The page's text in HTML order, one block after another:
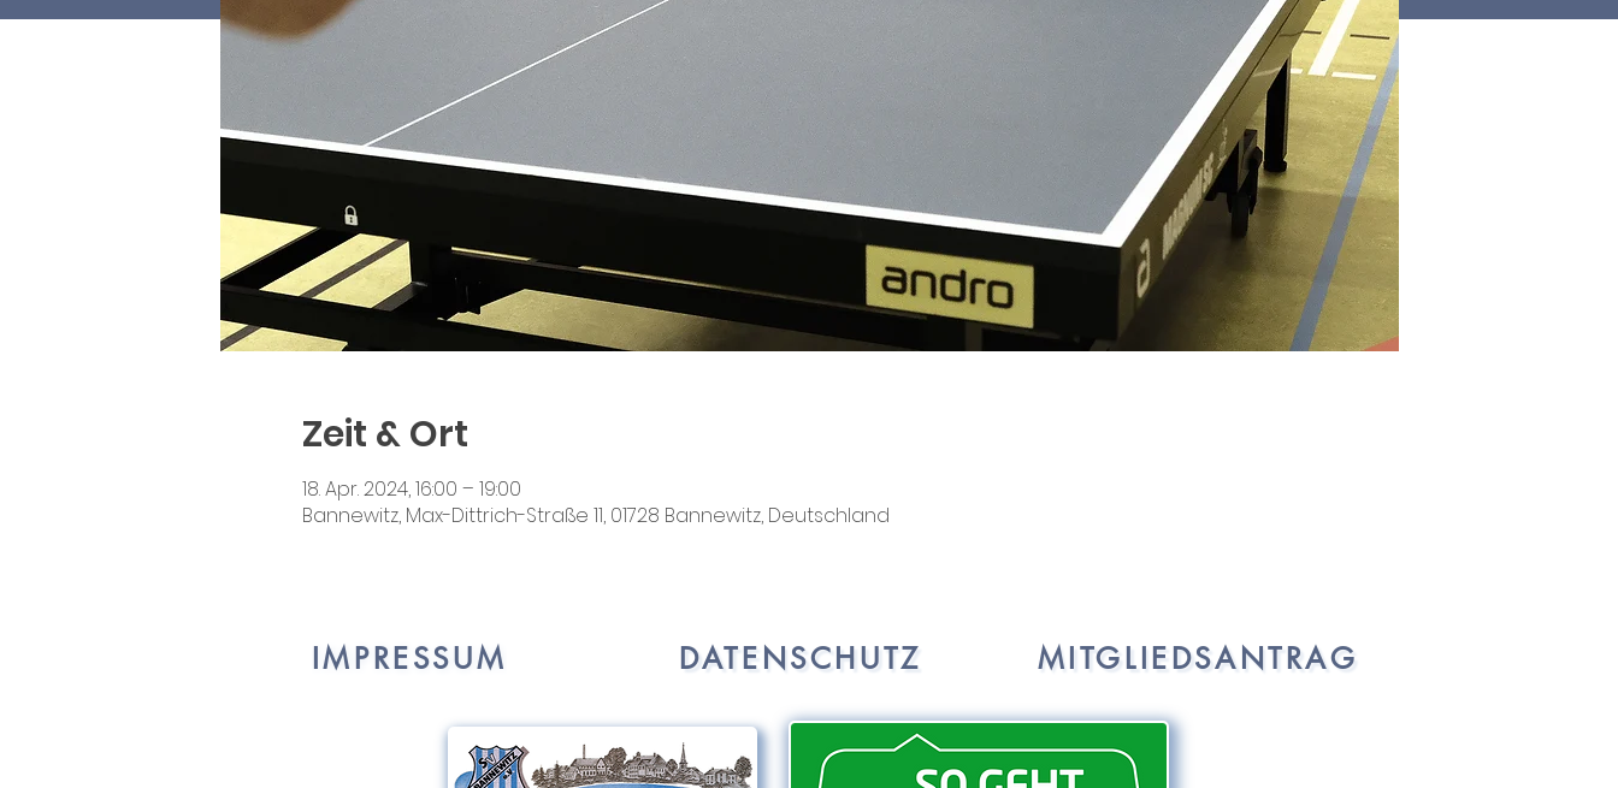
Zeit & Ort
18. Apr. 2024, 16:00 – 19:00
Bannewitz, Max-Dittrich-Straße 11, 01728 Bannewitz, Deutschland
IMPRESSUM DATENSCHUTZ MITGLIEDSANTRAG